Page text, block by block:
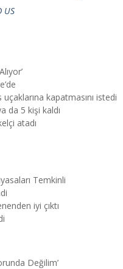
US
kapatmasını istedi
da 5 kişi kaldı
atadı
Temkinli
iyi çıktı
Değilim’